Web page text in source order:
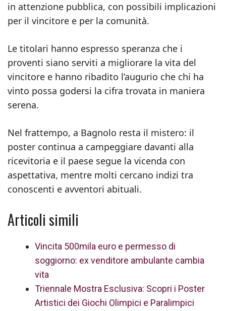
in attenzione pubblica, con possibili implicazioni
per il vincitore e per la comunità.
Le titolari hanno espresso speranza che i
proventi siano serviti a migliorare la vita del
vincitore e hanno ribadito l’augurio che chi ha
vinto possa godersi la cifra trovata in maniera
serena.
Nel frattempo, a Bagnolo resta il mistero: il
poster continua a campeggiare davanti alla
ricevitoria e il paese segue la vicenda con
aspettativa, mentre molti cercano indizi tra
conoscenti e avventori abituali.
Articoli simili
Vincita 500mila euro e permesso di
soggiorno: ex venditore ambulante cambia
vita
Triennale Mostra Esclusiva: Scopri i Poster
Artistici dei Giochi Olimpici e Paralimpici